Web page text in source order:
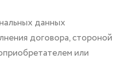
данных
договора, стороной
или